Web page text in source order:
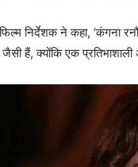
निर्देशक ने कहा, ‘कंगना
जैसी हैं, क्योंकि एक